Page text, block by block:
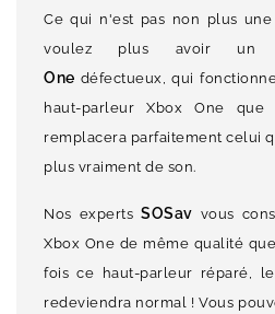
Ce qui n'est pas non plus
voulez plus avoir un
One défectueux, qui
haut-parleur Xbox One que
remplacera parfaitement celui
plus vraiment de son.
Nos experts SOSav vous
Xbox One de même qualité
fois ce haut-parleur réparé,
redeviendra normal ! Vous